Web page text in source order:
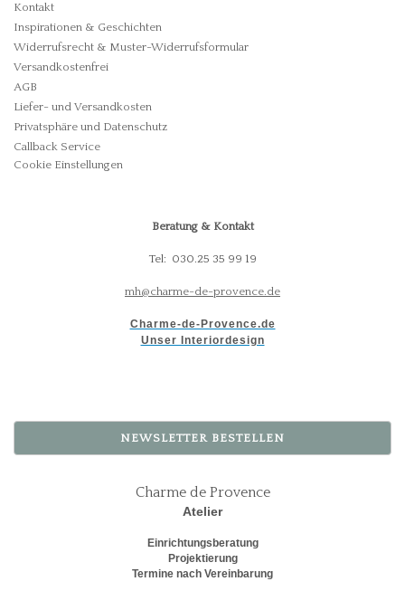
Kontakt
Inspirationen & Geschichten
Widerrufsrecht & Muster-Widerrufsformular
Versandkostenfrei
AGB
Liefer- und Versandkosten
Privatsphäre und Datenschutz
Callback Service
Cookie Einstellungen
Beratung & Kontakt
Tel: 030.25 35 99 19
mh@charme-de-provence.de
Charme-de-Provence.de
Unser Interiordesign
NEWSLETTER BESTELLEN
Charme de Provence
Atelier
Einrichtungsberatung
Projektierung
Termine nach Vereinbarung